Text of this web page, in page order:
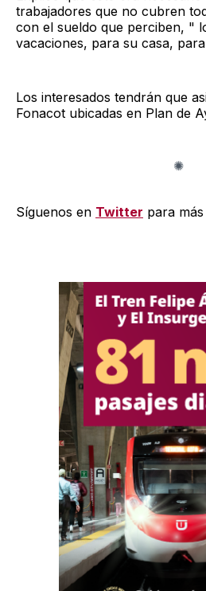
trabajadores que no cubren
con el sueldo que perciben, "
vacaciones, para su casa,
Los interesados tendrán que
Fonacot ubicadas en Plan de
Síguenos en Twitter para